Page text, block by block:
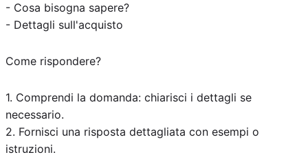
- Cosa bisogna sapere?
- Dettagli sull'acquisto
Come rispondere?
1. Comprendi la domanda: chiarisci i dettagli se
necessario.
2. Fornisci una risposta dettagliata con esempi o
istruzioni.